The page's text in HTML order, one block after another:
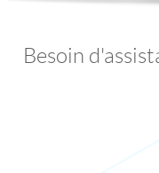
Besoin